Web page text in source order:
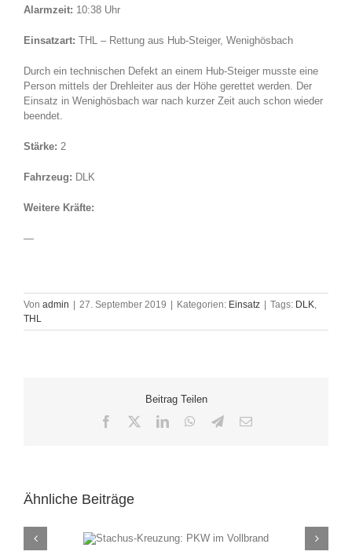
Alarmzeit: 10:38 Uhr
Einsatzart: THL – Rettung aus Hub-Steiger, Wenighösbach
Durch ein technischen Defekt an einem Hub-Steiger musste eine
Person mittels der Drehleiter aus der Höhe gerettet werden. Der
Einsatz in Wenighösbach war nach kurzer Zeit auch schon wieder
beendet.
Stärke: 2
Fahrzeug: DLK
Weitere Kräfte:
—
Von admin 27. September 2019 Kategorien: Einsatz Tags: DLK,
THL
Beitrag Teilen
Facebook LinkedInWhatsApp
Telegram
E-
Ähnliche Beiträge
PKW im